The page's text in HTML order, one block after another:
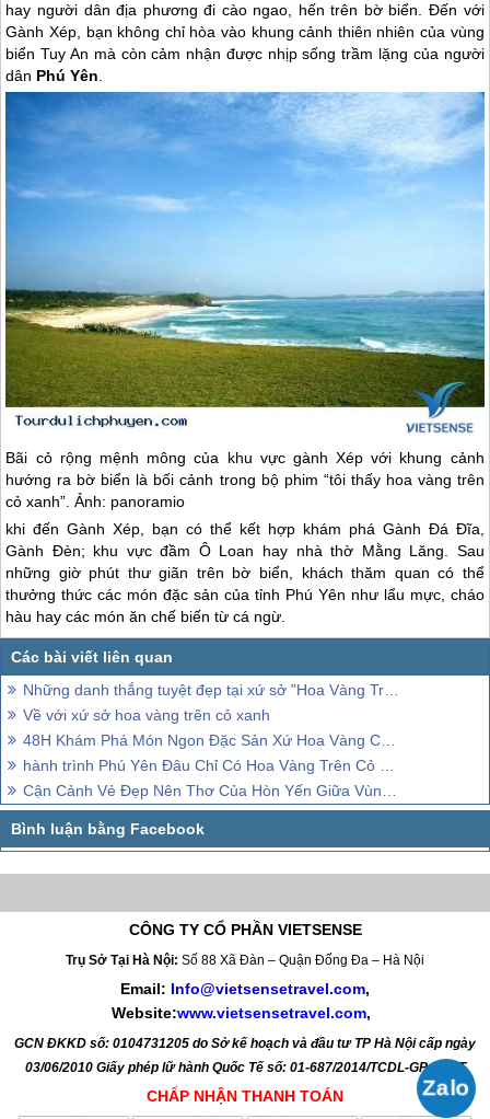
hay người dân địa phương đi cào ngao, hến trên bờ biển. Đến với
Gành Xép, bạn không chỉ hòa vào khung cảnh thiên nhiên của vùng
biển Tuy An mà còn cảm nhận được nhịp sống trầm lặng của người
dân Phú Yên
Bãi cỏ rộng mệnh mông của khu vực gành Xép với khung cảnh
hướng ra bờ biển là bối cảnh trong bộ phim “tôi thấy hoa vàng trên
cỏ xanh”. Ảnh: panoramio
khi đến Gành Xép, bạn có thể kết hợp khám phá Gành Đá Đĩa,
Gành Đèn; khu vực đầm Ô Loan hay nhà thờ Mằng Lăng. Sau
những giờ phút thư giãn trên bờ biển, khách thăm quan có thể
thưởng thức các món đặc sản của tỉnh Phú Yên như lẩu mực, cháo
hàu hay các món ăn chế biến từ cá ngừ.
Những danh thắng tuyệt đẹp tại xứ sở "Hoa Vàng Trên Cỏ Xanh"
Về với xứ sở hoa vàng trên cỏ xanh
48H Khám Phá Món Ngon Đặc Sản Xứ Hoa Vàng Cỏ Xanh
hành trình Phú Yên Đâu Chỉ Có Hoa Vàng Trên Cỏ Xanh
Cận Cảnh Vẻ Đẹp Nên Thơ Của Hòn Yến Giữa Vùng Hoa Vàng Cỏ Xanh
CÔNG TY CỔ PHẦN VIETSENSE
Trụ Sở Tại Hà Nội: Số 88 Xã Đàn – Quận Đống Đa – Hà Nội
Email: Info@vietsensetravel.com,
Website:www.vietsensetravel.com,
GCN ĐKKD số: 0104731205 do Sở kế hoạch và đầu tư TP Hà Nội cấp ngày
03/06/2010 Giấy phép lữ hành Quốc Tế số: 01-687/2014/TCDL-GP LHQT
CHẤP NHẬN THANH TOÁN